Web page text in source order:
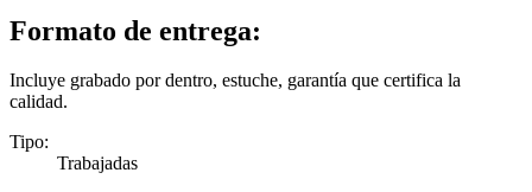
Formato de entrega:
Incluye grabado por dentro, estuche, garantía que certifica la
calidad.
Tipo:
Trabajadas